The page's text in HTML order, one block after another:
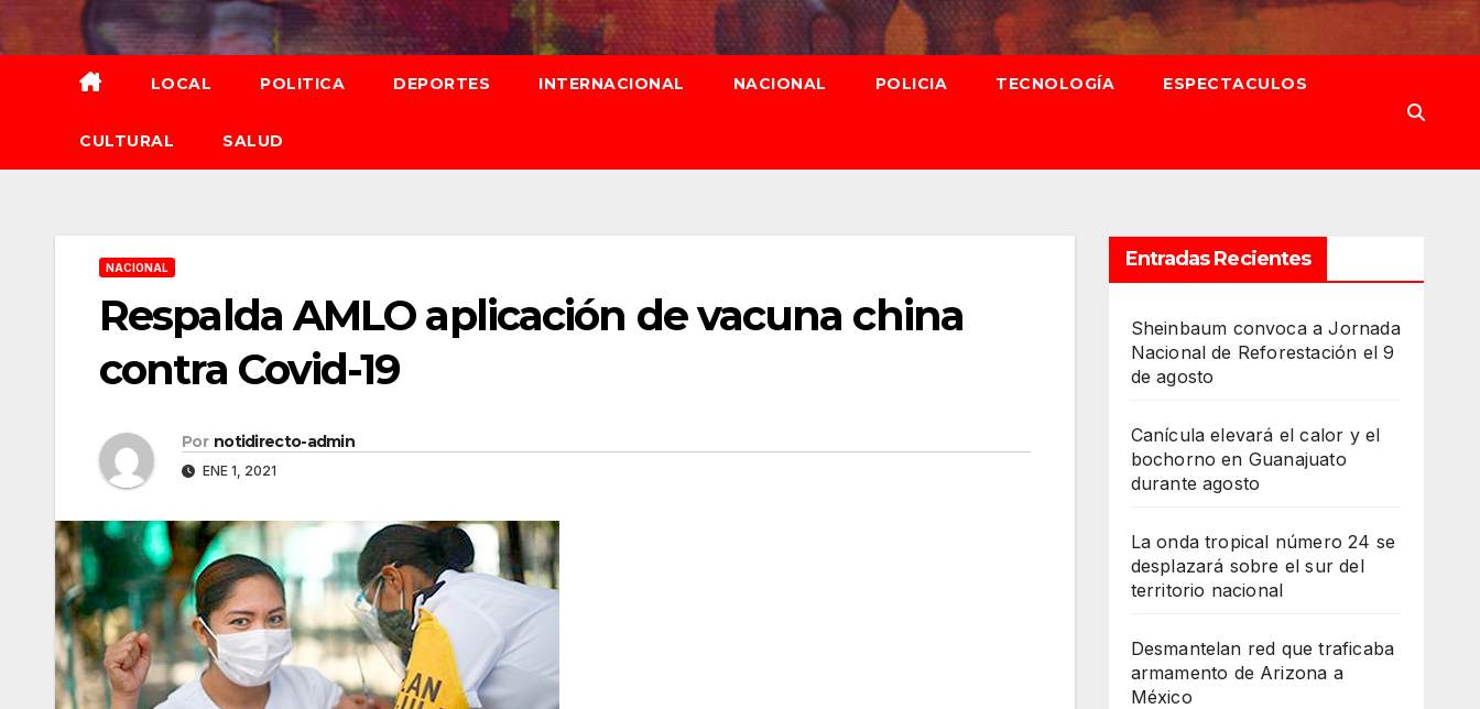
al
contenido
LOCAL POLITICA DEPORTES INTERNACIONAL NACIONAL POLICIA TECNOLOGÍA ESPECTACULOS
CULTURAL SALUD
NACIONAL
Respalda AMLO aplicación de vacuna china
contra Covid-19
Por notidirecto-admin
ENE 1, 2021
Entradas Recientes
Sheinbaum convoca a Jornada
Nacional de Reforestación el 9
de agosto
Canícula elevará el calor y el
bochorno en Guanajuato
durante agosto
La onda tropical número 24 se
desplazará sobre el sur del
territorio nacional
Desmantelan red que traficaba
armamento de Arizona a
México